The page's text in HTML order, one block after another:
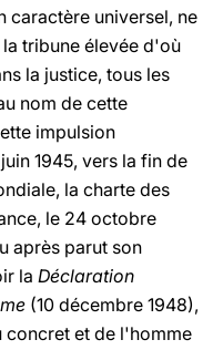
caractère universel, ne
tribune élevée d'où
la justice, tous les
nom de cette
impulsion
1945, vers la fin de
la charte des
le 24 octobre
après parut son
la Déclaration
(10 décembre 1948),
et de l'homme